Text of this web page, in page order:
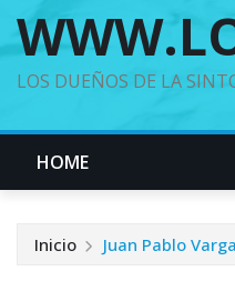
LOS DUEÑOS DE LA
HOME
Inicio Juan Pablo